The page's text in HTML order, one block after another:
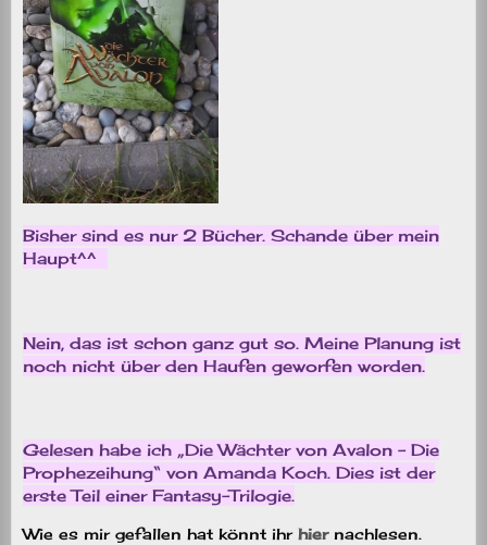
Bisher sind es nur 2 Bücher. Schande über mein
Haupt^^
Nein, das ist schon ganz gut so. Meine Planung ist
noch nicht über den Haufen geworfen worden.
Gelesen habe ich „Die Wächter von Avalon – Die
Prophezeihung“ von Amanda Koch. Dies ist der
erste Teil einer Fantasy-Trilogie.
Wie es mir gefallen hat könnt ihr hiernachlesen.